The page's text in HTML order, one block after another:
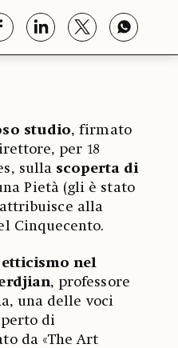
studio, firmato
per 18
sulla scoperta di
Pietà (gli è stato
alla
Cinquecento.
nel
, professore
una delle voci
di
da «The Art